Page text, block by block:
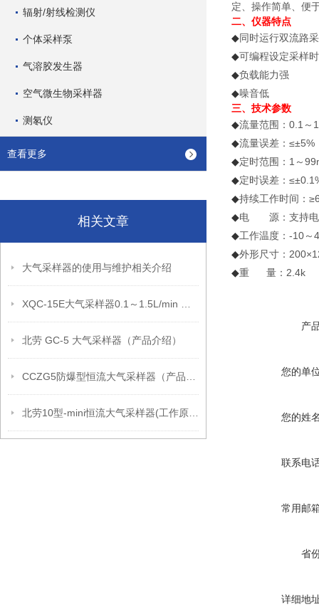
辐射/射线检测仪
个体采样泵
气溶胶发生器
空气微生物采样器
测氡仪
查看更多
相关文章
大气采样器的使用与维护相关介绍
北劳 GC-5 大气采样器（产品介绍）
定、操作简单、便
二、仪器特点
◆同时运行双流路
◆可编程设定采样
◆负载能力强
◆噪音低
三、技术参数
◆流量范围：0.1～
◆流量误差：≤±5%
◆定时范围：1～
◆定时误差：
◆持续工作时间：
◆电 源：支持电
◆工作温度：-10
◆外形尺寸：
◆重 量：2.4k
产
您的单
您的姓
联系电
常用邮
省
详细地